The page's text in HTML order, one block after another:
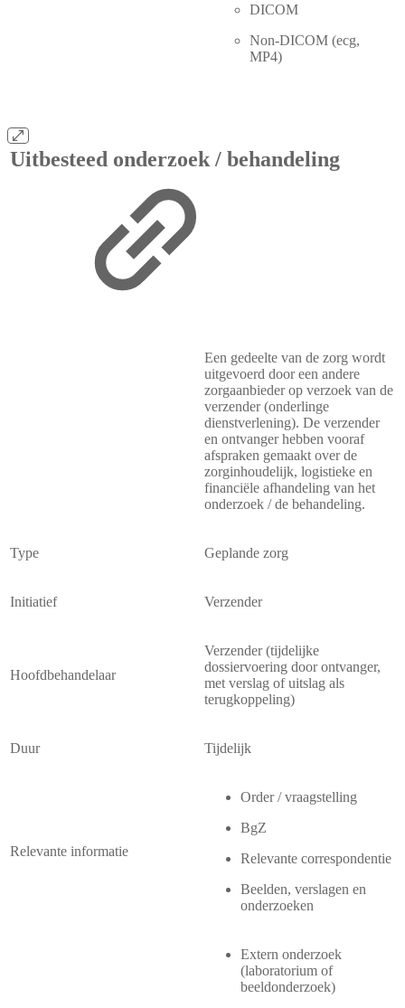
DICOM
Non-DICOM (ecg,
MP4)
Uitbesteed onderzoek / behandeling
Een gedeelte van de zorg wordt
uitgevoerd door een andere
zorgaanbieder op verzoek van de
verzender (onderlinge
dienstverlening). De verzender
en ontvanger hebben vooraf
afspraken gemaakt over de
zorginhoudelijk, logistieke en
financiële afhandeling van het
onderzoek / de behandeling.
Type Geplande zorg
Initiatief Verzender
Hoofdbehandelaar
Verzender (tijdelijke
dossiervoering door ontvanger,
met verslag of uitslag als
terugkoppeling)
Duur Tijdelijk
Relevante informatie
Order / vraagstelling
BgZ
Relevante correspondentie
Beelden, verslagen en
onderzoeken
Extern onderzoek
(laboratorium of
beeldonderzoek)